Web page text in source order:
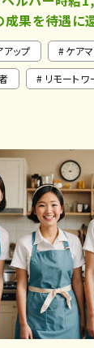
成果を待遇に
アップ
ケア
リモートワ